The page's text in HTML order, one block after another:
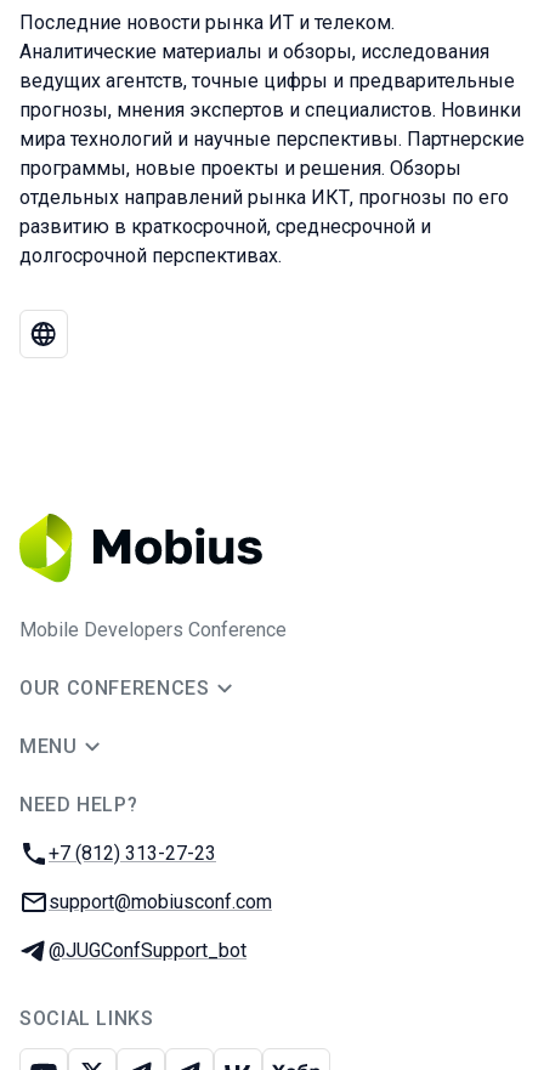
Последние новости рынка ИТ и телеком.
Аналитические материалы и обзоры, исследования
ведущих агентств, точные цифры и предварительные
прогнозы, мнения экспертов и специалистов. Новинки
мира технологий и научные перспективы. Партнерские
программы, новые проекты и решения. Обзоры
отдельных направлений рынка ИКТ, прогнозы по его
развитию в краткосрочной, среднесрочной и
долгосрочной перспективах.
Mobile Developers Conference
OUR CONFERENCES
MENU
NEED HELP?
Phone:
+7 (812) 313-27-23
Email:
support@mobiusconf.com
Telegram:
@JUGConfSupport_bot
SOCIAL LINKS